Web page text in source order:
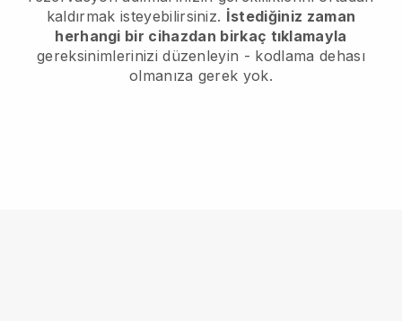
kaldırmak isteyebilirsiniz. İstediğiniz zaman
herhangi bir cihazdan birkaç tıklamayla
gereksinimlerinizi düzenleyin - kodlama dehası
olmanıza gerek yok.